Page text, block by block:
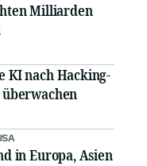
Milliarden
KI nach Hacking-
in Europa, Asien